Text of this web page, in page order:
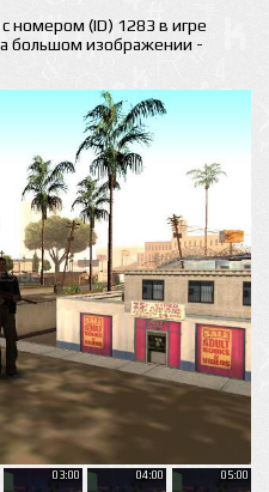
номером (ID) 1283 в игре
большом изображении -
03:00 04:00 05:00